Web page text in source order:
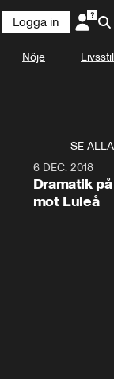
Logga in
Nöje Livsstil
SE ALLA
6 DEC. 2018
Dramatik
mot Luleå